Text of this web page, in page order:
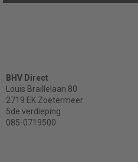
BHV Direct
Louis Braillelaan 80
2719 EK Zoetermeer
5de verdieping
085-0719500